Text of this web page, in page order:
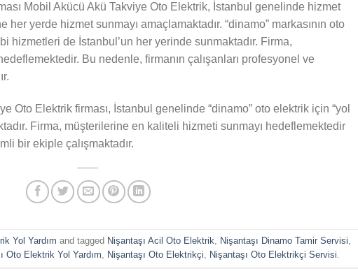
Mobil Akücü Akü Takviye Oto Elektrik, İstanbul genelinde hizmet
yerde hizmet sunmayı amaçlamaktadır. “dinamo” markasının oto
hizmetleri de İstanbul’un her yerinde sunmaktadır. Firma,
Bu nedenle, firmanın çalışanları profesyonel ve
Oto Elektrik firması, İstanbul genelinde “dinamo” oto elektrik için “yol
Firma, müşterilerine en kaliteli hizmeti sunmayı hedeflemektedir
bir ekiple çalışmaktadır.
Yol Yardım and tagged Nişantaşı Acil Oto Elektrik, Nişantaşı Dinamo Tamir Servisi,
Oto Elektrik Yol Yardım, Nişantaşı Oto Elektrikçi, Nişantaşı Oto Elektrikçi Servisi.